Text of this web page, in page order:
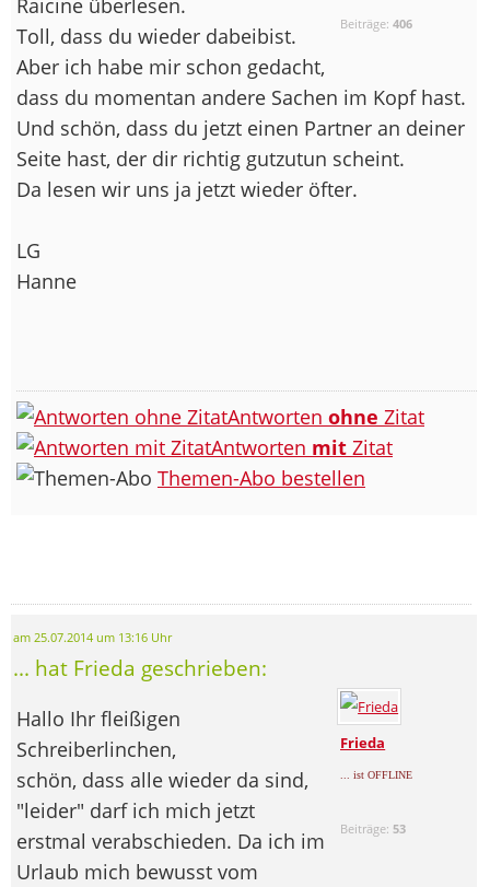
Beiträge:406
Raicine überlesen.
Toll, dass du wieder dabeibist.
Aber ich habe mir schon gedacht,
dass du momentan andere Sachen im Kopf hast.
Und schön, dass du jetzt einen Partner an deiner
Seite hast, der dir richtig gutzutun scheint.
Da lesen wir uns ja jetzt wieder öfter.
LG
Hanne
Antworten ohne Zitat
Antworten mit Zitat
Themen-Abo bestellen
am 25.07.2014 um 13:16 Uhr
... hat Frieda geschrieben:
Frieda
... ist OFFLINE
Beiträge: 53
Hallo Ihr fleißigen
Schreiberlinchen,
schön, dass alle wieder da sind,
"leider" darf ich mich jetzt
erstmal verabschieden. Da ich im
Urlaub mich bewusst vom